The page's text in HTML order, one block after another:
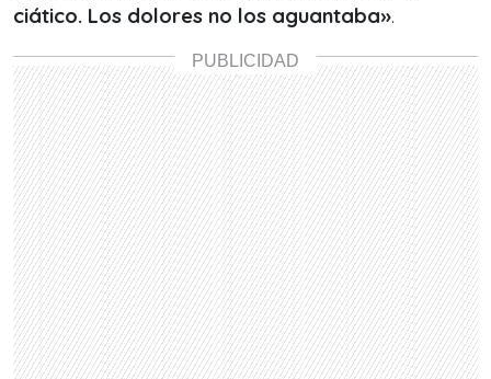
ciático. Los dolores no los aguantaba».